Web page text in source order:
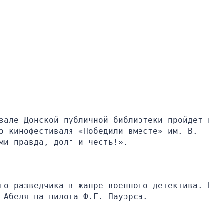
Донской публичной библиотеки пройдет
кинофестиваля «Победили вместе» им. В.
правда, долг и честь!».
разведчика в жанре военного детектива.
Абеля на пилота Ф.Г. Пауэрса.